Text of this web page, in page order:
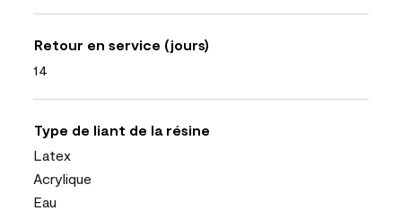
Retour en service (jours)
14
Type de liant de la résine
Latex
Acrylique
Eau